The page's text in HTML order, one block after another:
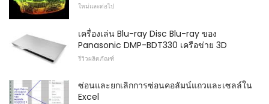
ใหม่และต่อไป
เครื่องเล่น Blu-ray Disc Blu-ray ของ
Panasonic DMP-BDT330 เครือข่าย 3D
รีวิวผลิตภัณฑ์
ซ่อนและยกเลิกการซ่อนคอลัมน์แถวและเซลล์ใน
Excel